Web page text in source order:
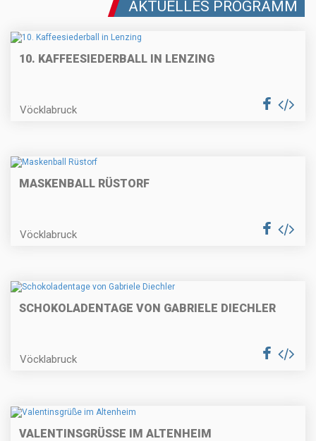
AKTUELLES PROGRAMM
10. KAFFEESIEDERBALL IN LENZING
Vöcklabruck
MASKENBALL RÜSTORF
Vöcklabruck
SCHOKOLADENTAGE VON GABRIELE DIECHLER
Vöcklabruck
VALENTINSGRÜSSE IM ALTENHEIM